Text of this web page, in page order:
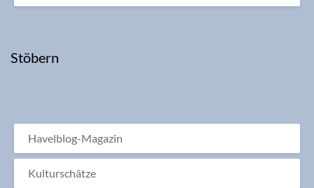
Stöbern
Havelblog-Magazin
Kulturschätze